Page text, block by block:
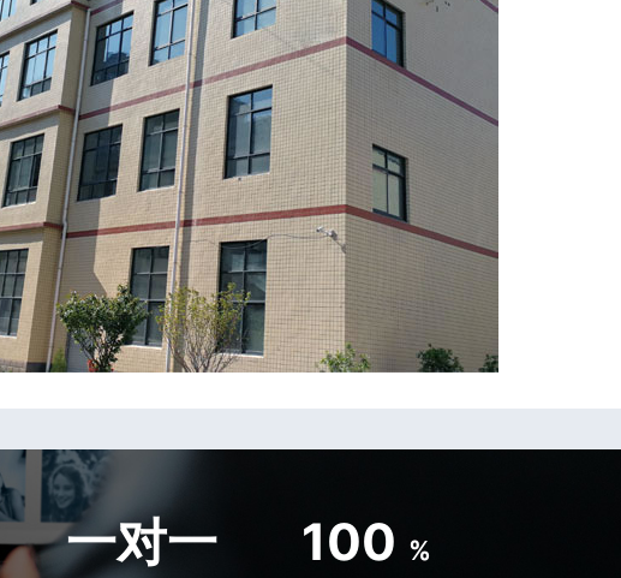
一对一 100 %